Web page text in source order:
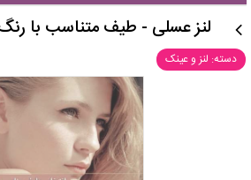
لنز عسلی - طیف متناسب با
دسته: لنز و عینک